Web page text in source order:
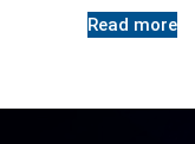
Read more